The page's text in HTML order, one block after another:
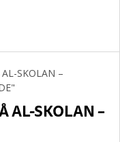
AL-SKOLAN –